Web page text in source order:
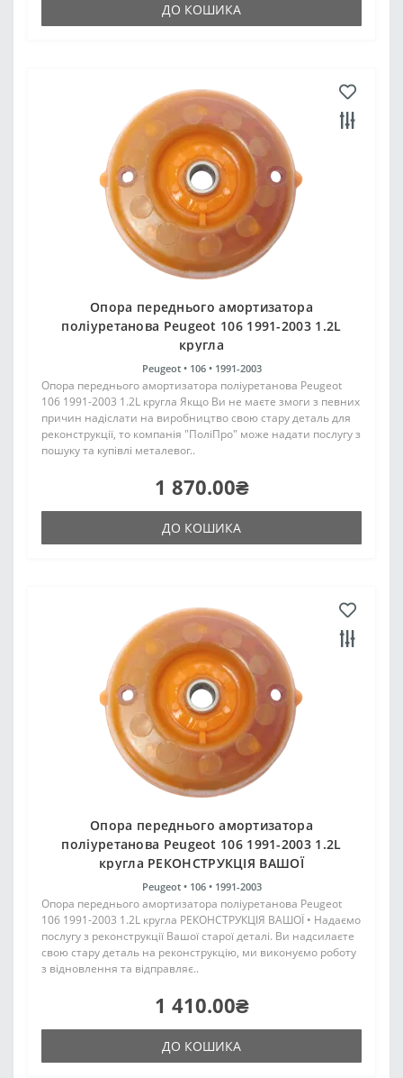
ДО КОШИКА
Опора переднього амортизатора
поліуретанова Peugeot 106 1991-2003 1.2L
кругла
Peugeot • 106 • 1991-2003
Опора переднього амортизатора поліуретанова Peugeot
106 1991-2003 1.2L кругла Якщо Ви не маєте змоги з певних
причин надіслати на виробництво свою стару деталь для
реконструкції, то компанія "ПоліПро" може надати послугу з
пошуку та купівлі металевог..
1 870.00₴
ДО КОШИКА
Опора переднього амортизатора
поліуретанова Peugeot 106 1991-2003 1.2L
кругла РЕКОНСТРУКЦІЯ ВАШОЇ
Peugeot • 106 • 1991-2003
Опора переднього амортизатора поліуретанова Peugeot
106 1991-2003 1.2L кругла РЕКОНСТРУКЦІЯ ВАШОЇ • Надаємо
послугу з реконструкції Вашої старої деталі. Ви надсилаєте
свою стару деталь на реконструкцію, ми виконуємо роботу
з відновлення та відправляє..
1 410.00₴
ДО КОШИКА